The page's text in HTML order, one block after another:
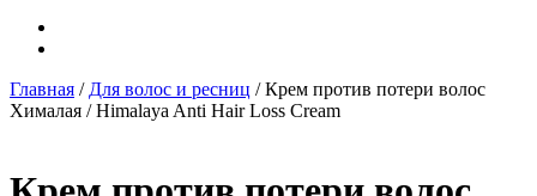
Главная / Для волос и ресниц / Крем против потери волос
Хималая / Himalaya Anti Hair Loss Cream